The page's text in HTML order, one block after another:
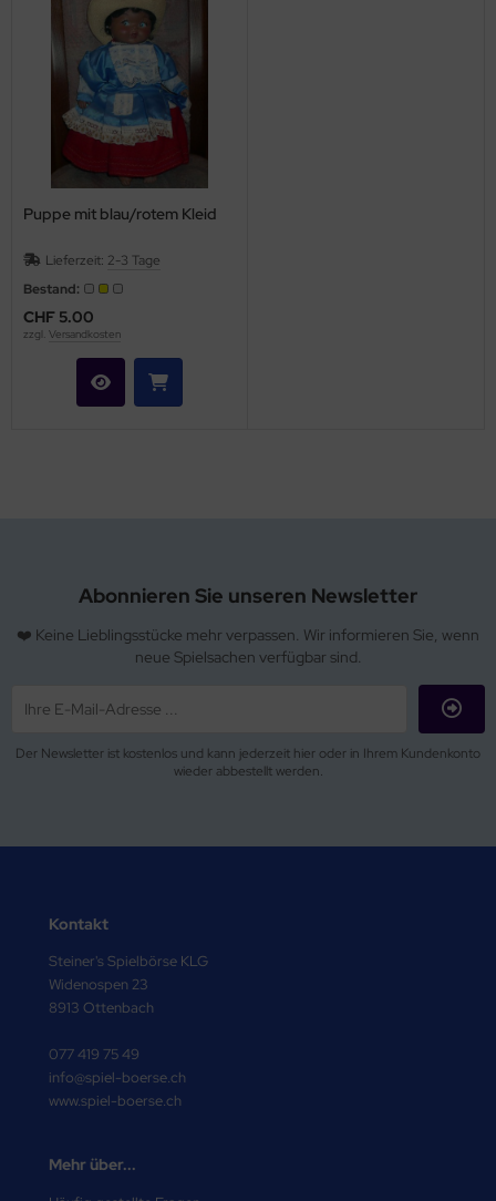
Puppe mit blau/rotem Kleid
Lieferzeit: 2-3 Tage
Bestand:
CHF 5.00
zzgl. Versandkosten
Abonnieren Sie unseren Newsletter
❤️ Keine Lieblingsstücke mehr verpassen. Wir informieren Sie, wenn
neue Spielsachen verfügbar sind.
Der Newsletter ist kostenlos und kann jederzeit hier oder in Ihrem Kundenkonto
wieder abbestellt werden.
Kontakt
Steiner's Spielbörse KLG
Widenospen 23
8913 Ottenbach
077 419 75 49
info@spiel-boerse.ch
www.spiel-boerse.ch
Mehr über...